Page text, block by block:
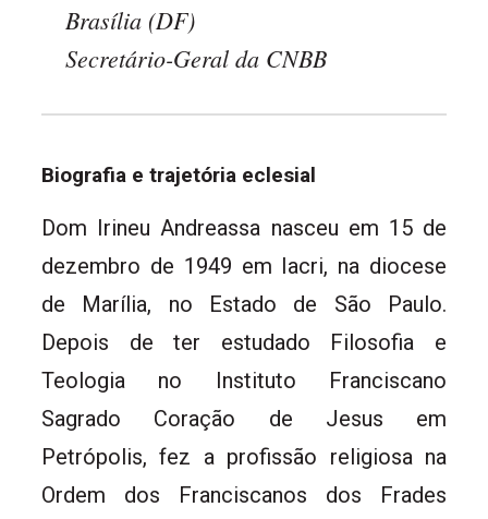
Brasília (DF)
Secretário-Geral da CNBB
Biografia e trajetória eclesial
Dom Irineu Andreassa nasceu em 15 de
dezembro de 1949 em Iacri, na diocese
de Marília, no Estado de São Paulo.
Depois de ter estudado Filosofia e
Teologia no Instituto Franciscano
Sagrado Coração de Jesus em
Petrópolis, fez a profissão religiosa na
Ordem dos Franciscanos dos Frades